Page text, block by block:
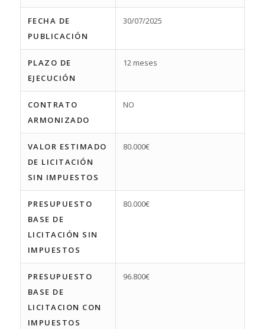
FECHA DE
PUBLICACIÓN
30/07/2025
PLAZO DE
EJECUCIÓN
12 meses
CONTRATO
ARMONIZADO
NO
VALOR ESTIMADO
DE LICITACIÓN
SIN IMPUESTOS
80.000€
PRESUPUESTO
BASE DE
LICITACIÓN SIN
IMPUESTOS
80.000€
PRESUPUESTO
BASE DE
LICITACION CON
IMPUESTOS
96.800€